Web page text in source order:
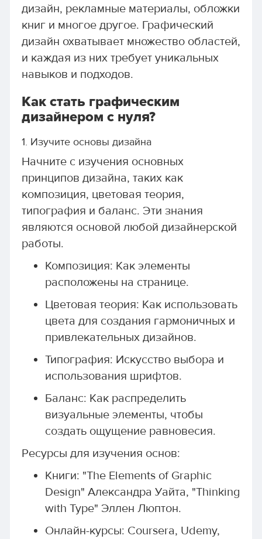
дизайн, рекламные материалы, обложки
книг и многое другое. Графический
дизайн охватывает множество областей,
и каждая из них требует уникальных
навыков и подходов.
Как стать графическим
дизайнером с нуля?
1. Изучите основы дизайна
Начните с изучения основных
принципов дизайна, таких как
композиция, цветовая теория,
типография и баланс. Эти знания
являются основой любой дизайнерской
работы.
Композиция: Как элементы
расположены на странице.
Цветовая теория: Как использовать
цвета для создания гармоничных и
привлекательных дизайнов.
Типография: Искусство выбора и
использования шрифтов.
Баланс: Как распределить
визуальные элементы, чтобы
создать ощущение равновесия.
Ресурсы для изучения основ:
Книги: "The Elements of Graphic
Design" Александра Уайта, "Thinking
with Type" Эллен Люптон.
Онлайн-курсы: Coursera, Udemy,